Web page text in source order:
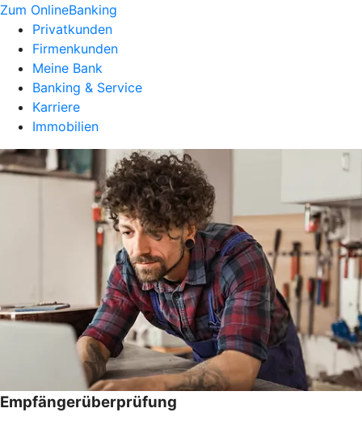
Zum OnlineBanking
Privatkunden
Firmenkunden
Meine Bank
Banking & Service
Karriere
Immobilien
Empfängerüberprüfung